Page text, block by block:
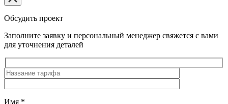
Обсудить проект
Заполните заявку и персональный менеджер свяжется с вами
для уточнения деталей
Имя *